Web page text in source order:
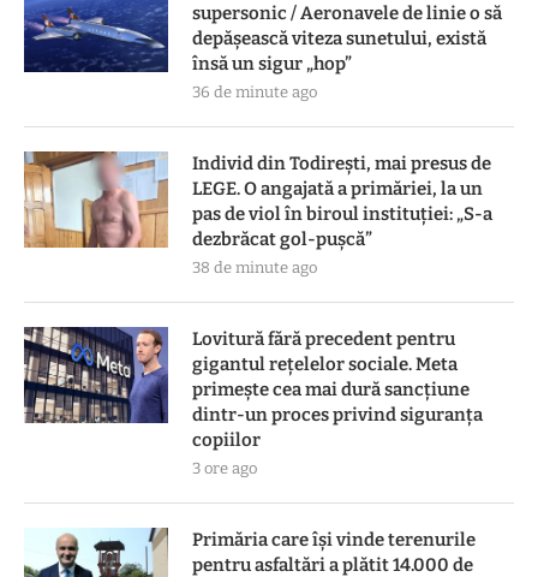
supersonic / Aeronavele de linie o să
depășească viteza sunetului, există
însă un sigur „hop”
36 de minute ago
Individ din Todirești, mai presus de
LEGE. O angajată a primăriei, la un
pas de viol în biroul instituției: „S-a
dezbrăcat gol-pușcă”
38 de minute ago
Lovitură fără precedent pentru
gigantul rețelelor sociale. Meta
primește cea mai dură sancțiune
dintr-un proces privind siguranța
copiilor
3 ore ago
Primăria care își vinde terenurile
pentru asfaltări a plătit 14.000 de